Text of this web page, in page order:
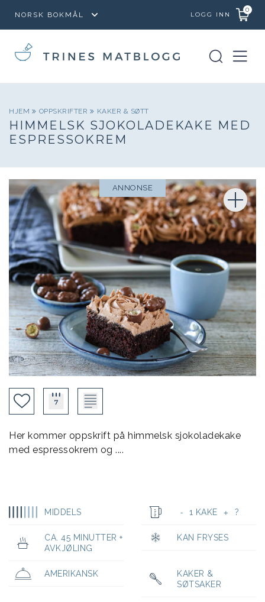
LOGG INN
0
HJEM OPPSKRIFTER KAKER & SØTT
HIMMELSK SJOKOLADEKAKE MED
ESPRESSOKREM
ANNONSE
Her kommer oppskrift på himmelsk sjokoladekake
med espressokrem og ....
MIDDELS - 1 KAKE + ?
CA. 45 MINUTTER +
AVKJØLING
KAN FRYSES
AMERIKANSK
KAKER &
SØTSAKER